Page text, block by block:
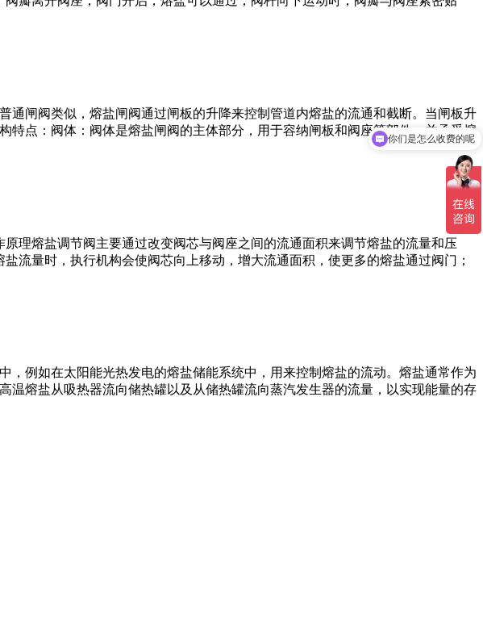
闸阀类似，熔盐闸阀通过闸板的升降来控制管道内熔盐的流通和截断。当闸板升
点：阀体：阀体是熔盐闸阀的主体部分，用于容纳闸板和阀座等部件，并承受熔
理熔盐调节阀主要通过改变阀芯与阀座之间的流通面积来调节熔盐的流量和压
流量时，执行机构会使阀芯向上移动，增大流通面积，使更多的熔盐通过阀门；
例如在太阳能光热发电的熔盐储能系统中，用来控制熔盐的流动。熔盐通常作为
熔盐从吸热器流向储热罐以及从储热罐流向蒸汽发生器的流量，以实现能量的存
你们是怎么收费的呢